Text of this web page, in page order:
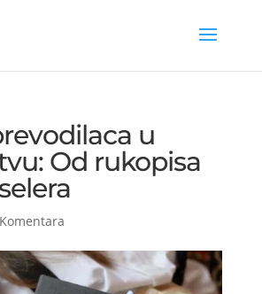
u
Od rukopisa